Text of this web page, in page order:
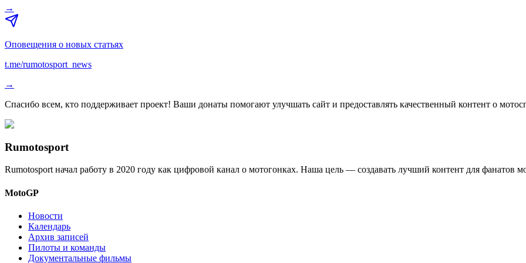
→
Оповещения о новых статьях
t.me/rumotosport_news
→
Спасибо всем, кто поддерживает проект! Ваши донаты помогают улучшать сайт и предоставлять качественный контент о
Rumotosport
Rumotosport начал работу в 2020 году как цифровой канал о мотогонках. Наша цель — создавать лучший контент для фанатов
MotoGP
Новости
Календарь
Архив записей
Пилоты и команды
Документальные фильмы